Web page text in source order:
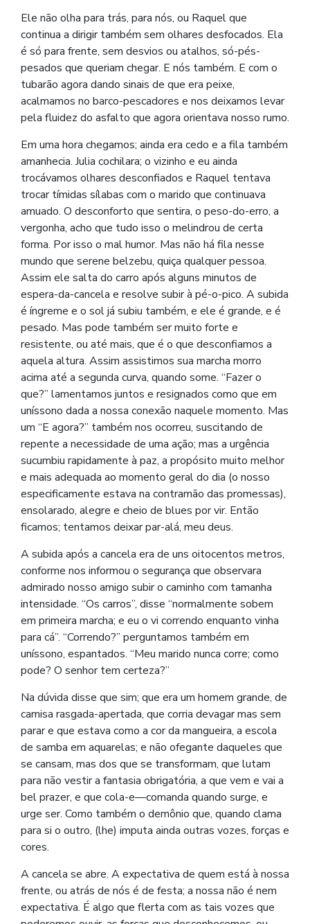
Ele não olha para trás, para nós, ou Raquel que
continua a dirigir também sem olhares desfocados. Ela
é só para frente, sem desvios ou atalhos, só-pés-
pesados que queriam chegar. E nós também. E com o
tubarão agora dando sinais de que era peixe,
acalmamos no barco-pescadores e nos deixamos levar
pela fluidez do asfalto que agora orientava nosso rumo.
Em uma hora chegamos; ainda era cedo e a fila também
amanhecia. Julia cochilara; o vizinho e eu ainda
trocávamos olhares desconfiados e Raquel tentava
trocar tímidas sílabas com o marido que continuava
amuado. O desconforto que sentira, o peso-do-erro, a
vergonha, acho que tudo isso o melindrou de certa
forma. Por isso o mal humor. Mas não há fila nesse
mundo que serene belzebu, quiça qualquer pessoa.
Assim ele salta do carro após alguns minutos de
espera-da-cancela e resolve subir à pé-o-pico. A subida
é íngreme e o sol já subiu também, e ele é grande, e é
pesado. Mas pode também ser muito forte e
resistente, ou até mais, que é o que desconfiamos a
aquela altura. Assim assistimos sua marcha morro
acima até a segunda curva, quando some. “Fazer o
que?” lamentamos juntos e resignados como que em
uníssono dada a nossa conexão naquele momento. Mas
um “E agora?” também nos ocorreu, suscitando de
repente a necessidade de uma ação; mas a urgência
sucumbiu rapidamente à paz, a propósito muito melhor
e mais adequada ao momento geral do dia (o nosso
especificamente estava na contramão das promessas),
ensolarado, alegre e cheio de blues por vir. Então
ficamos; tentamos deixar par-alá, meu deus.
A subida após a cancela era de uns oitocentos metros,
conforme nos informou o segurança que observara
admirado nosso amigo subir o caminho com tamanha
intensidade. “Os carros”, disse “normalmente sobem
em primeira marcha; e eu o vi correndo enquanto vinha
para cá”. “Correndo?” perguntamos também em
uníssono, espantados. “Meu marido nunca corre; como
pode? O senhor tem certeza?”
Na dúvida disse que sim; que era um homem grande, de
camisa rasgada-apertada, que corria devagar mas sem
parar e que estava como a cor da mangueira, a escola
de samba em aquarelas; e não ofegante daqueles que
se cansam, mas dos que se transformam, que lutam
para não vestir a fantasia obrigatória, a que vem e vai a
bel prazer, e que cola-e—comanda quando surge, e
urge ser. Como também o demônio que, quando clama
para si o outro, (lhe) imputa ainda outras vozes, forças e
cores.
A cancela se abre. A expectativa de quem está à nossa
frente, ou atrás de nós é de festa; a nossa não é nem
expectativa. É algo que flerta com as tais vozes que